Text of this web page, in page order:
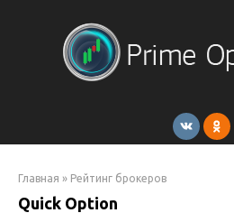
Главная » Рейтинг брокеров
Quick Option